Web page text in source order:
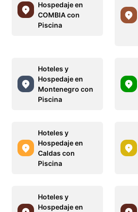
Hospedaje en
COMBIA con
Piscina
Hoteles y
Hospedaje en
Montenegro con
Piscina
Hoteles y
Hospedaje en
Caldas con
Piscina
Hoteles y
Hospedaje en